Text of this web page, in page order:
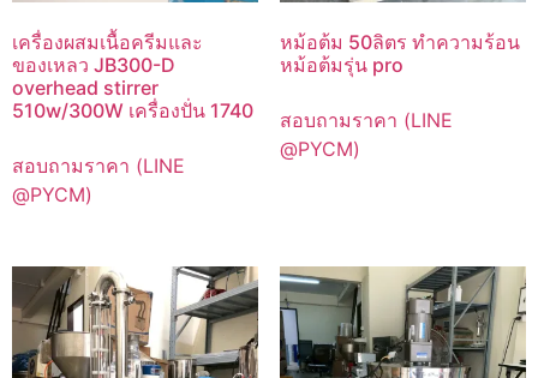
เครื่องผสมเนื้อครีมและ
ของเหลว JB300-D
overhead stirrer
510w/300W เครื่องปั่น 1740
สอบถามราคา (LINE
@PYCM)
หม้อต้ม 50ลิตร ทำความร้อน
หม้อต้มรุ่น pro
สอบถามราคา (LINE
@PYCM)